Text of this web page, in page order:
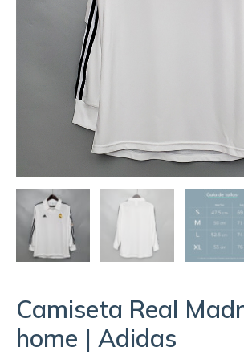
Camiseta Real
home | Adidas